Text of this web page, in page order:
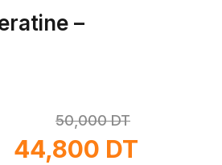
–
50,000 DT
44,800 DT